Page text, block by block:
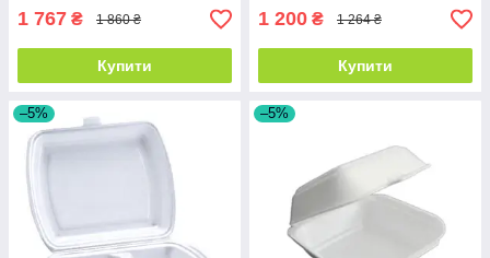
1 767 ₴ 1 860 ₴
Купити
1 200 ₴ 1 264 ₴
Купити
–5% –5%